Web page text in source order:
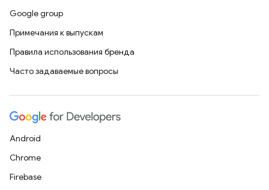
Google group
Примечания к выпускам
Правила использования бренда
Часто задаваемые вопросы
Android
Chrome
Firebase